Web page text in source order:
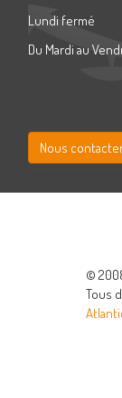
Lundi fermé
Du Mardi au
Nous
©
Tous